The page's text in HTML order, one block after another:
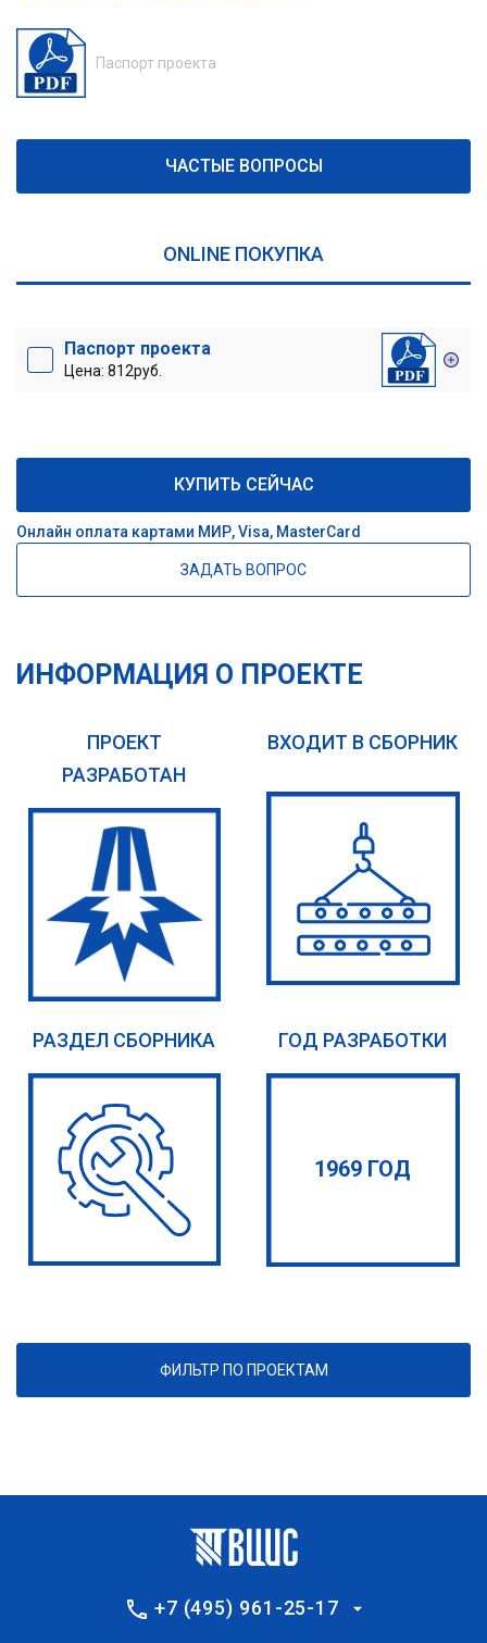
Паспорт проекта
ЧАСТЫЕ ВОПРОСЫ
ONLINE ПОКУПКА
Паспорт проекта
Цена: 812руб.
КУПИТЬ СЕЙЧАС
Онлайн оплата картами МИР, Visa, MasterCard
ЗАДАТЬ ВОПРОС
ИНФОРМАЦИЯ О ПРОЕКТЕ
ПРОЕКТ
РАЗРАБОТАН
ВХОДИТ В СБОРНИК
РАЗДЕЛ СБОРНИКА ГОД РАЗРАБОТКИ
1969 ГОД
ФИЛЬТР ПО ПРОЕКТАМ
+7 (495) 961-25-17